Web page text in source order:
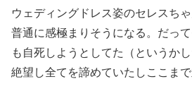
ウェディングドレス姿のセレスち
普通に感極まりそうになる。だっ
も自死しようとしてた（というか
絶望し全てを諦めていたしここま